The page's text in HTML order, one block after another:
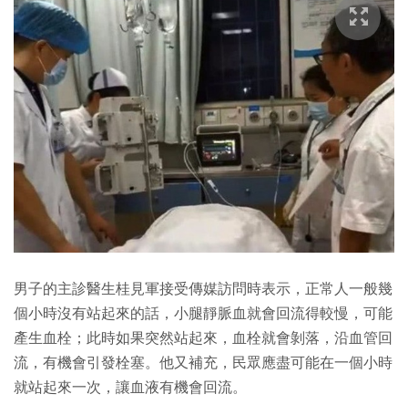
男子的主診醫生桂見軍接受傳媒訪問時表示，正常人一般幾
個小時沒有站起來的話，小腿靜脈血就會回流得較慢，可能
產生血栓；此時如果突然站起來，血栓就會剝落，沿血管回
流，有機會引發栓塞。他又補充，民眾應盡可能在一個小時
就站起來一次，讓血液有機會回流。